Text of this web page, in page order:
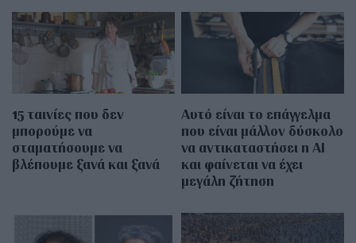
15 ταινίες που δεν
μπορούμε να
σταματήσουμε να
βλέπουμε ξανά και ξανά
Αυτό είναι το επάγγελμα
που είναι μάλλον δύσκολο
να αντικαταστήσει η AI
και φαίνεται να έχει
μεγάλη ζήτηση